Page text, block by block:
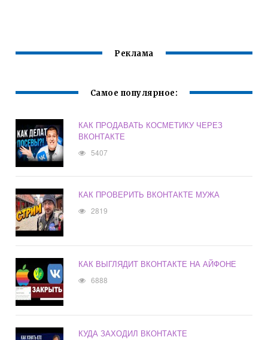
Реклама
Самое популярное:
КАК ПРОДАВАТЬ КОСМЕТИКУ ЧЕРЕЗ
ВКОНТАКТЕ
5407
КАК ПРОВЕРИТЬ ВКОНТАКТЕ МУЖА
2819
КАК ВЫГЛЯДИТ ВКОНТАКТЕ НА АЙФОНЕ
6888
КУДА ЗАХОДИЛ ВКОНТАКТЕ